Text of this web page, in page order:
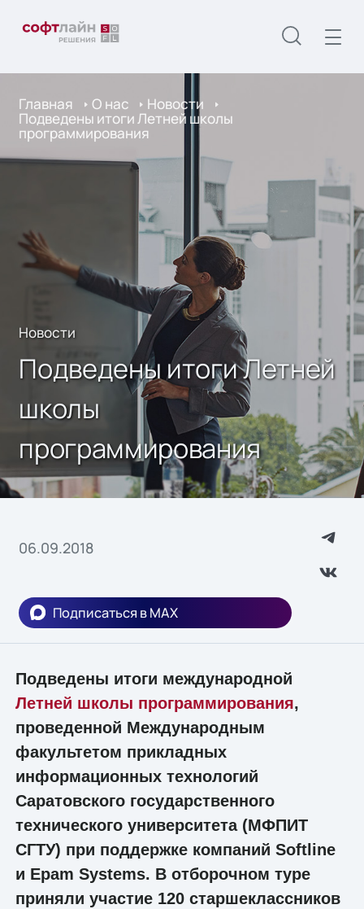
Главная О нас Новости
Подведены итоги Летней школы
программирования
Новости
Подведены итоги Летней
школы
программирования
06.09.2018
Подписаться в MAX
Подведены итоги международной
Летней школы программирования,
проведенной Международным
факультетом прикладных
информационных технологий
Саратовского государственного
технического университета (МФПИТ
СГТУ) при поддержке компаний Softline
и Epam Systems. В отборочном туре
приняли участие 120 старшеклассников